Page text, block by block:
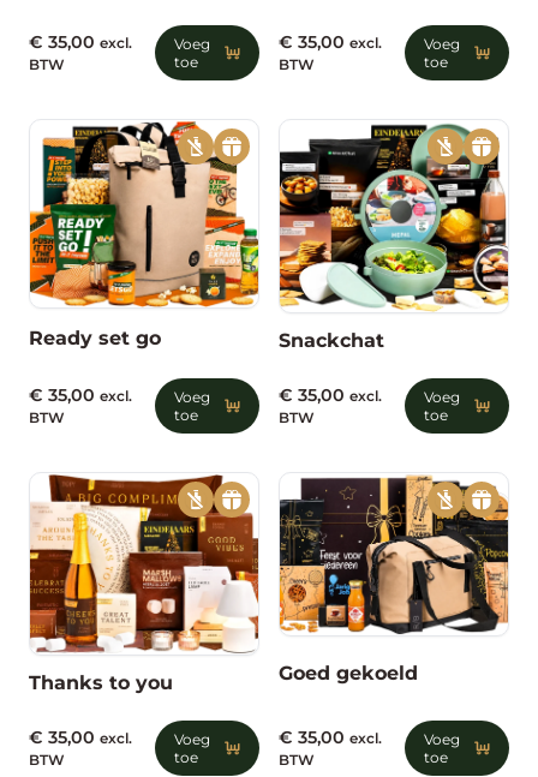
Voeg
toe
€ 35,00 excl.
BTW
Voeg
toe
€ 35,00 excl.
BTW
Ready set go
Voeg
toe
€ 35,00 excl.
BTW
Snackchat
Voeg
toe
€ 35,00 excl.
BTW
Thanks to you
Voeg
toe
€ 35,00 excl.
BTW
Goed gekoeld
Voeg
toe
€ 35,00 excl.
BTW